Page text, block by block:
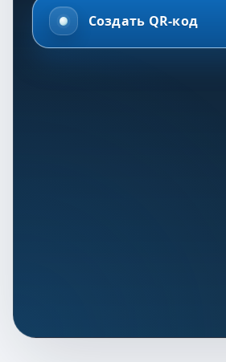
Создать QR-код